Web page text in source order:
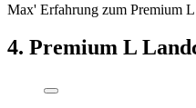
Max' Erfahrung zum Premium L
4. Premium L